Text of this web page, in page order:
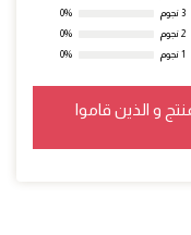
3 نجوم
0%
2 نجوم
0%
1 نجوم
0%
و الذين قاموا